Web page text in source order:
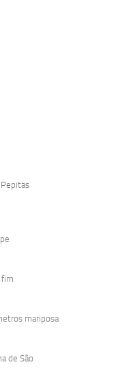
fim
mariposa
de São